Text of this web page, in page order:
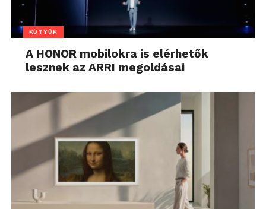
KÜTYÜK
A HONOR mobilokra is elérhetők
lesznek az ARRI megoldásai